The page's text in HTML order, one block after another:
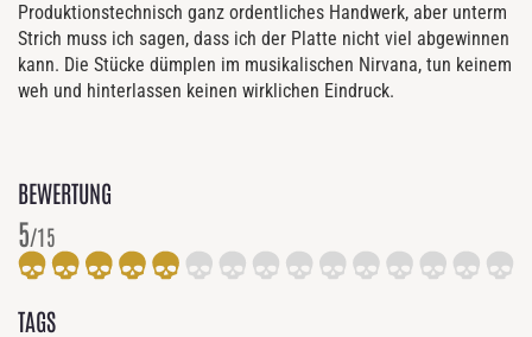
Produktionstechnisch ganz ordentliches Handwerk, aber unterm
Strich muss ich sagen, dass ich der Platte nicht viel abgewinnen
kann. Die Stücke dümplen im musikalischen Nirvana, tun keinem
weh und hinterlassen keinen wirklichen Eindruck.
BEWERTUNG
5/15
TAGS